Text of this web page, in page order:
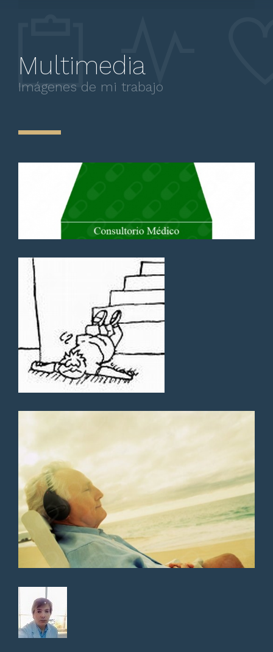
paciencia y claridad para dar el
diagnostico e indicar el
Paciente
Atendió a mis padres con
mucha dedicación,
tranquilidad y paciencia. Se
nota que atiende a pacientes
mayores por su forma de
explicarse pausada. Ambos
quedaron super contentos y
esperanzados en una mejoría
de su calidad de vida actual ya
que abordó el tratamiento a
seguir tanto en lo físico como
en lo cognitivo. Estuvo 4.30 hs.
apurado o desatento en nada,
muy cordial en el trato, además
Multimedia
Imágenes de mi trabajo